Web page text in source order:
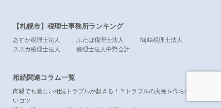
【札幌市】税理士事務所ランキング
あすか税理士法人 ふたば税理士法人
fujita税理士法人
スズカ税理士法人
税理士法人中野会計
相続関連コラム一覧
肉親でも激しい相続トラブルが起きる！？トラブルの火種を作らな
いコツ